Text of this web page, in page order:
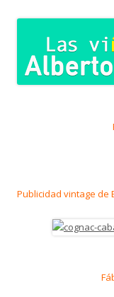
Publicidad vintage de